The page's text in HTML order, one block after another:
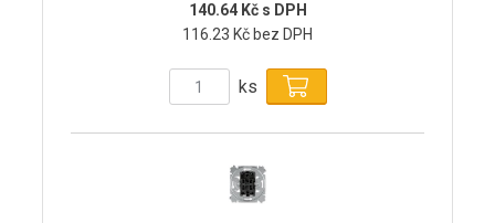
140.64 Kč s DPH
116.23 Kč bez DPH
ks